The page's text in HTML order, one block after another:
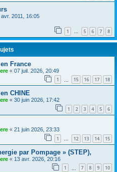
avr. 2011, 16:05
1 … 5 6 7 8
France
« 07 juil. 2026, 20:49
1 15 16 17 18
CHINE
« 30 juin 2026, 17:42
1 2 3 4 5 6
« 21 juin 2026, 23:33
1 … 12 13 14 15
par Pompage » (STEP),
« 13 avr. 2026, 20:16
1 7 8 9 10